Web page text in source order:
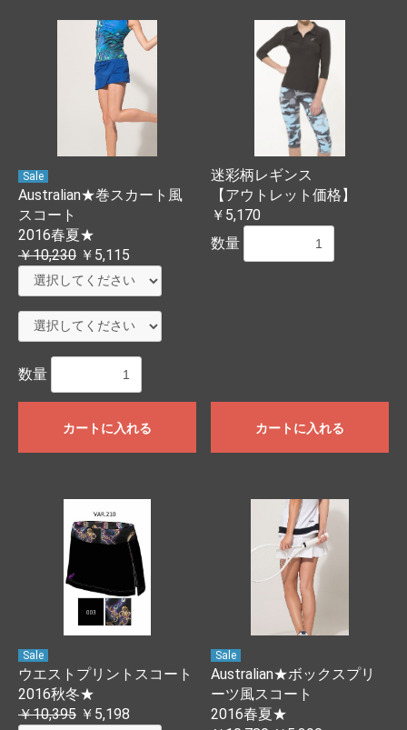
Sale
Australian★巻スカート風
スコート
2016春夏★
￥10,230 ￥5,115
数量
カートに入れる
迷彩柄レギンス
【アウトレット価格】
￥5,170
数量
カートに入れる
Sale
ウエストプリントスコート
2016秋冬★
￥10,395 ￥5,198
Sale
Australian★ボックスプリ
ーツ風スコート
2016春夏★